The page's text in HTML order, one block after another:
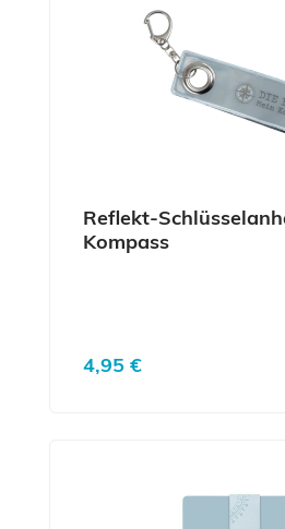
Reflekt-
Kompass
Regulärer Preis:
4,95 €